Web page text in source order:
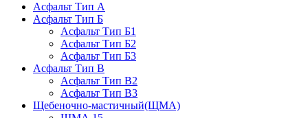
Асфальт Тип А
Асфальт Тип Б
Асфальт Тип Б1
Асфальт Тип Б2
Асфальт Тип Б3
Асфальт Тип В
Асфальт Тип В2
Асфальт Тип В3
Щебеночно-мастичный(ЩМА)